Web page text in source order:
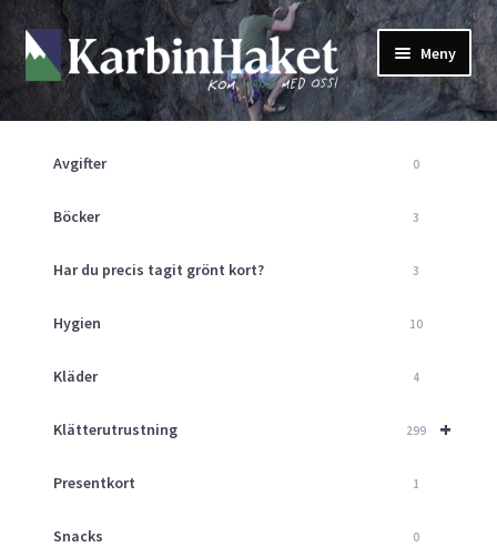
Hoppa
till
navigering
Hoppa
till
innehåll
Meny
Shop
Returpolicy
Mitt Konto
Kurser
Klätterväggen
Aktuellt
Avgifter 0
Böcker 3
Har du precis tagit grönt kort? 3
Hygien 10
Kläder 4
+
Klätterutrustning 299
Presentkort 1
Snacks 0